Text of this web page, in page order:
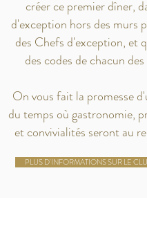
créer ce premier dîner,
d'exception hors des murs
des Chefs d'exception, et
des codes de chacun
On vous fait la promesse
du temps où gastronomie,
et convivialités seront au
PLUS D'INFORMATIONS SUR LE